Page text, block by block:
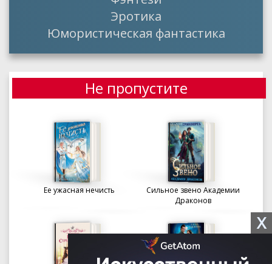
Эротика
Юмористическая фантастика
Не пропустите
Ее ужасная нечисть
Сильное звено Академии
Драконов
X